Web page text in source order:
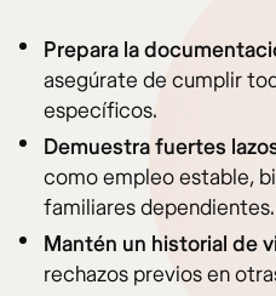
Prepara la
asegúrate de cumplir
específicos.
Demuestra fuertes
como empleo estable,
familiares dependientes.
Mantén un historial de
rechazos previos en